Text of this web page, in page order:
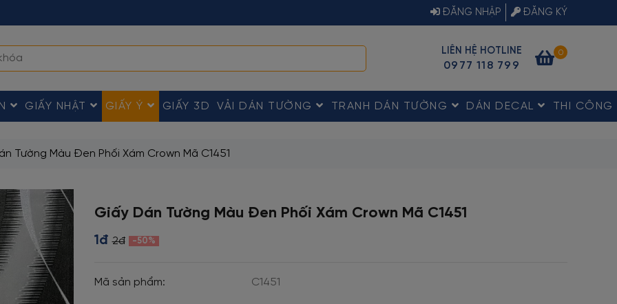
ĐĂNG NHẬP ĐĂNG KÝ
LIÊN HỆ HOTLINE
0977 118 799
0
GIẤY NHẬT GIẤY Ý GIẤY 3D VẢI DÁN TƯỜNG TRANH DÁN TƯỜNG DÁN DECAL THI CÔNG
Tường Màu Đen Phối Xám Crown Mã C1451
Giấy Dán Tường Màu Đen Phối Xám Crown Mã C1451
1đ 2đ -50%
Mã sản phẩm: C1451